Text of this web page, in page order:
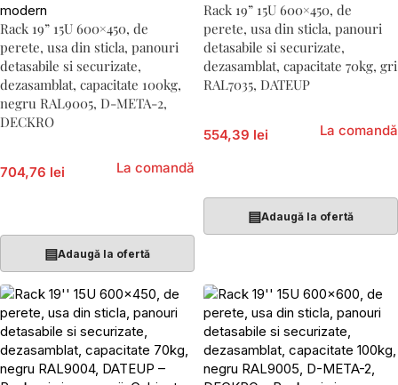
Rack 19” 15U 600×450, de
perete, usa din sticla, panouri
detasabile si securizate,
dezasamblat, capacitate 100kg,
negru RAL9005, D-META-2,
DECKRO
704,76 lei La comandă
▤Adaugă la ofertă
Rack 19” 15U 600×450, de
perete, usa din sticla, panouri
detasabile si securizate,
dezasamblat, capacitate 70kg, gri
RAL7035, DATEUP
554,39 lei La comandă
▤Adaugă la ofertă